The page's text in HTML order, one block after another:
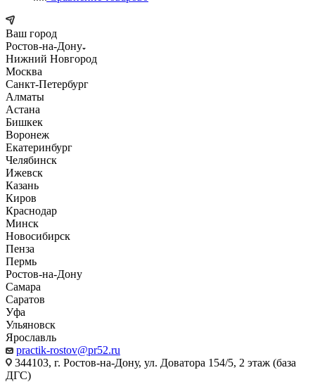
Ваш город
Ростов-на-Дону
Нижний Новгород
Москва
Санкт-Петербург
Алматы
Астана
Бишкек
Воронеж
Екатеринбург
Челябинск
Ижевск
Казань
Киров
Краснодар
Минск
Новосибирск
Пенза
Пермь
Ростов-на-Дону
Самара
Саратов
Уфа
Ульяновск
Ярославль
practik-rostov@pr52.ru
344103, г. Ростов-на-Дону, ул. Доватора 154/5, 2 этаж (база
ДГС)